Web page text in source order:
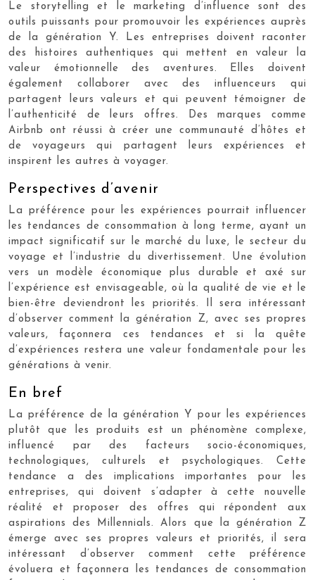
Le storytelling et le marketing d’influence sont des
outils puissants pour promouvoir les expériences auprès
de la génération Y. Les entreprises doivent raconter
des histoires authentiques qui mettent en valeur la
valeur émotionnelle des aventures. Elles doivent
également collaborer avec des influenceurs qui
partagent leurs valeurs et qui peuvent témoigner de
l’authenticité de leurs offres. Des marques comme
Airbnb ont réussi à créer une communauté d’hôtes et
de voyageurs qui partagent leurs expériences et
inspirent les autres à voyager.
Perspectives d’avenir
La préférence pour les expériences pourrait influencer
les tendances de consommation à long terme, ayant un
impact significatif sur le marché du luxe, le secteur du
voyage et l’industrie du divertissement. Une évolution
vers un modèle économique plus durable et axé sur
l’expérience est envisageable, où la qualité de vie et le
bien-être deviendront les priorités. Il sera intéressant
d’observer comment la génération Z, avec ses propres
valeurs, façonnera ces tendances et si la quête
d’expériences restera une valeur fondamentale pour les
générations à venir.
En bref
La préférence de la génération Y pour les expériences
plutôt que les produits est un phénomène complexe,
influencé par des facteurs socio-économiques,
technologiques, culturels et psychologiques. Cette
tendance a des implications importantes pour les
entreprises, qui doivent s’adapter à cette nouvelle
réalité et proposer des offres qui répondent aux
aspirations des Millennials. Alors que la génération Z
émerge avec ses propres valeurs et priorités, il sera
intéressant d’observer comment cette préférence
évoluera et façonnera les tendances de consommation